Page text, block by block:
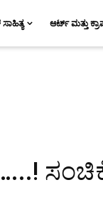
ಆರ್ಟ್ ಮತ್ತು